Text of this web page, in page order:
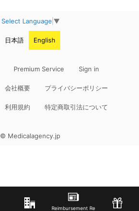
Reimbursement Re
Select Language ▼
日本語 English
Premium Service Sign in
会社概要 プライバシーポリシー
利用規約 特定商取引法について
© Medicalagency.jp